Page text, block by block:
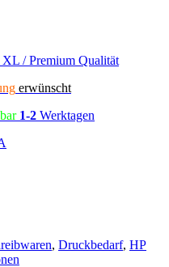
XL / Premium Qualität
erwünscht
1-2 Werktagen
, Druckbedarf, HP